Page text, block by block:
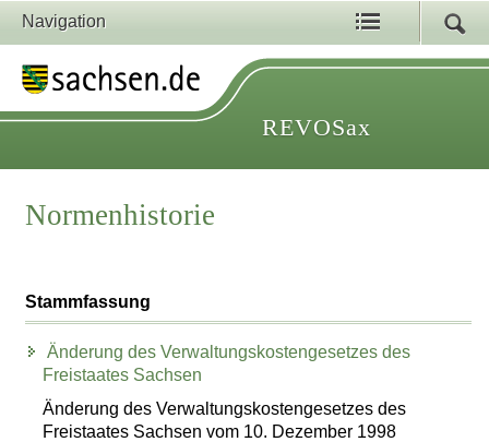
Navigation
REVOSax
Normenhistorie
Stammfassung
Änderung des Verwaltungskostengesetzes des
Freistaates Sachsen
Änderung des Verwaltungskostengesetzes des
Freistaates Sachsen vom 10. Dezember 1998